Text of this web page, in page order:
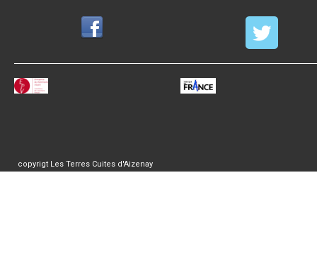
copyrigt Les Terres Cuites d'Aizenay